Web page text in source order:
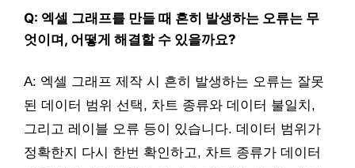
Q: 엑셀 그래프를 만들 때 흔히 발생하는 오류는 무
엇이며, 어떻게 해결할 수 있을까요?
A: 엑셀 그래프 제작 시 흔히 발생하는 오류는 잘못
된 데이터 범위 선택, 차트 종류와 데이터 불일치,
그리고 레이블 오류 등이 있습니다. 데이터 범위가
정확한지 다시 한번 확인하고, 차트 종류가 데이터